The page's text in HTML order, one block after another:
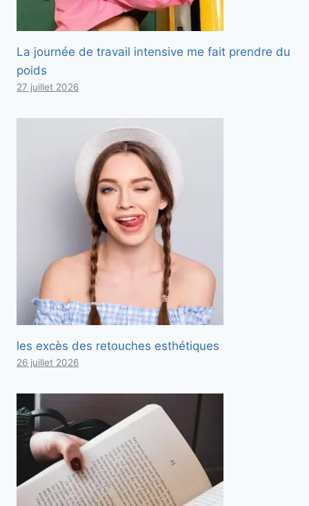
La journée de travail intensive me fait prendre du
poids
27 juillet 2026
les excès des retouches esthétiques
26 juillet 2026